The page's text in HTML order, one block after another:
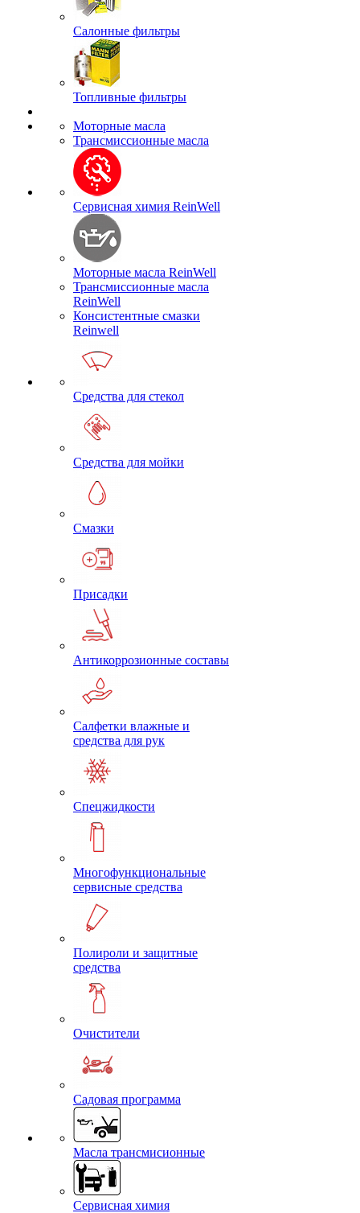
Салонные фильтры
Топливные фильтры
Моторные масла
Трансмиссионные масла
Сервисная химия ReinWell
Моторные масла ReinWell
Трансмиссионные масла
ReinWell
Консистентные смазки
Reinwell
Средства для стекол
Средства для мойки
Смазки
Присадки
Антикоррозионные составы
Салфетки влажные и
средства для рук
Спецжидкости
Многофункциональные
сервисные средства
Полироли и защитные
средства
Очистители
Садовая программа
Масла трансмисионные
Сервисная химия